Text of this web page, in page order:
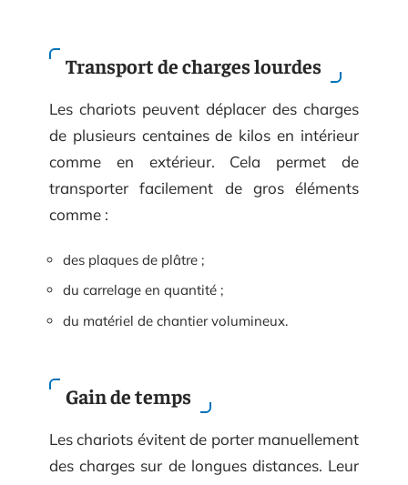
Transport de charges lourdes
Les chariots peuvent déplacer des charges
de plusieurs centaines de kilos en intérieur
comme en extérieur. Cela permet de
transporter facilement de gros éléments
comme :
des plaques de plâtre ;
du carrelage en quantité ;
du matériel de chantier volumineux.
Gain de temps
Les chariots évitent de porter manuellement
des charges sur de longues distances. Leur